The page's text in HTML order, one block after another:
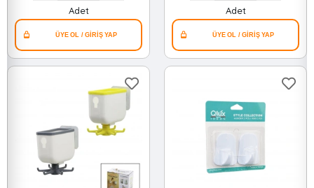
Adet
Adet